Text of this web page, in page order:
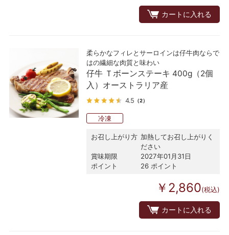
カートに入れる
柔らかなフィレとサーロインは仔牛肉ならで
はの繊細な肉質と味わい
仔牛 Ｔボーンステーキ 400g（2個
入）オーストラリア産
4.5 （2）
冷凍
お召し上がり方 加熱してお召し上がりく
ださい
賞味期限
2027年01月31日
ポイント
26 ポイント
￥2,860(税込)
カートに入れる